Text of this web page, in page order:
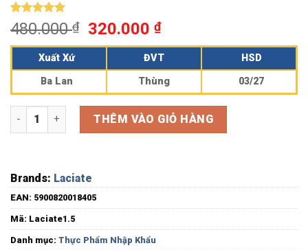
5.00trên 5
dựa trên
1
đánh giá
480.000₫ 320.000₫
Xuất Xứ ĐVT
HSD
Ba Lan
Thùng 03/27
Sữa tươi ít béo 1.5% Laciate Ba Lan thùng 12 lít số lượng
THÊM VÀO GIỎ HÀNG
Brands: Laciate
EAN: 5900820018405
Mã: Laciate1.5
Danh mục: Thực Phẩm Nhập Khẩu